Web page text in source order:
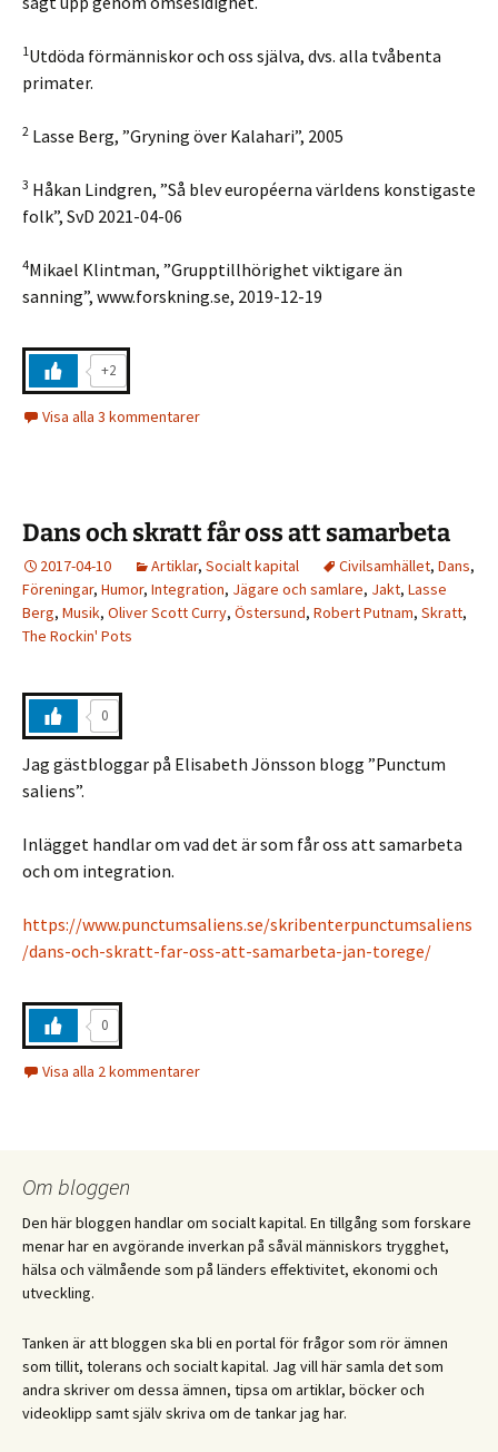
1Utdöda förmänniskor och oss själva, dvs. alla tvåbenta
primater.
2 Lasse Berg, ”Gryning över Kalahari”, 2005
3 Håkan Lindgren, ”Så blev européerna världens konstigaste
folk”, SvD 2021-04-06
4Mikael Klintman, ”Grupptillhörighet viktigare än
sanning”, www.forskning.se, 2019-12-19
+2
Visa alla 3 kommentarer
Dans och skratt får oss att samarbeta
2017-04-10 Artiklar, Socialt kapital Civilsamhället, Dans,
Föreningar, Humor, Integration, Jägare och samlare, Jakt, Lasse
Berg, Musik, Oliver Scott Curry, Östersund, Robert Putnam, Skratt,
The Rockin' Pots
0
Jag gästbloggar på Elisabeth Jönsson blogg ”Punctum
saliens”.
Inlägget handlar om vad det är som får oss att samarbeta
och om integration.
https://www.punctumsaliens.se/skribenterpunctumsaliens
/dans-och-skratt-far-oss-att-samarbeta-jan-torege/
0
Visa alla 2 kommentarer
Om bloggen
Den här bloggen handlar om socialt kapital. En tillgång som forskare
menar har en avgörande inverkan på såväl människors trygghet,
hälsa och välmående som på länders effektivitet, ekonomi och
utveckling.
Tanken är att bloggen ska bli en portal för frågor som rör ämnen
som tillit, tolerans och socialt kapital. Jag vill här samla det som
andra skriver om dessa ämnen, tipsa om artiklar, böcker och
videoklipp samt själv skriva om de tankar jag har.